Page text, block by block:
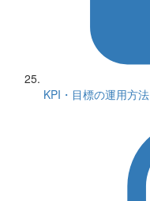
KPI・目標の運用方法